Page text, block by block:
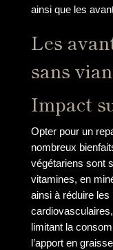
ainsi que les
Les
sans
Impact
Opter pour un
nombreux
végétariens sont
vitamines, en
ainsi à réduire
limitant la
l’apport en